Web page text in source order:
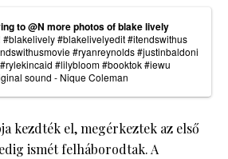
to @N more photos of blake lively
#blakelively#blakelivelyedit#itendswithus
#ryanreynolds#justinbaldoni
#rylekincaid #lilybloom#booktok#iewu
sound - Nique Coleman
kezdték el, megérkeztek az első
ismét felháborodtak. A